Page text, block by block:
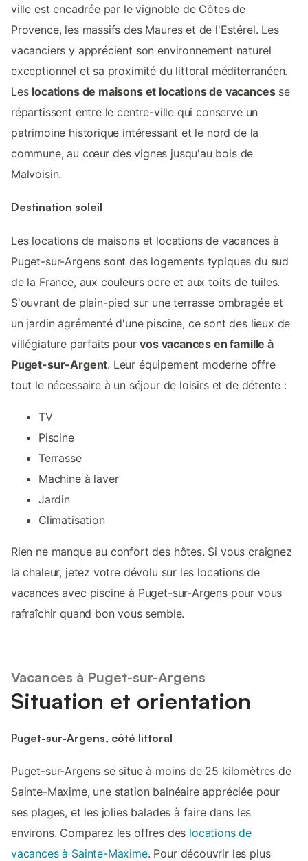
ville est encadrée par le vignoble de Côtes de
Provence, les massifs des Maures et de l'Estérel. Les
vacanciers y apprécient son environnement naturel
exceptionnel et sa proximité du littoral méditerranéen.
Les locations de maisons et locations de vacancesse
répartissent entre le centre-ville qui conserve un
patrimoine historique intéressant et le nord de la
commune, au cœur des vignes jusqu'au bois de
Malvoisin.
Destination soleil
Les locations de maisons et locations de vacances à
Puget-sur-Argens sont des logements typiques du sud
de la France, aux couleurs ocre et aux toits de tuiles.
S'ouvrant de plain-pied sur une terrasse ombragée et
un jardin agrémenté d'une piscine, ce sont des lieux de
villégiature parfaits pourvos vacances en famille à
Puget-sur-Argent. Leur équipement moderne offre
tout le nécessaire à un séjour de loisirs et de détente :
TV
Piscine
Terrasse
Machine à laver
Jardin
Climatisation
Rien ne manque au confort des hôtes. Si vous craignez
la chaleur, jetez votre dévolu sur les locations de
vacances avec piscine à Puget-sur-Argens pour vous
rafraîchir quand bon vous semble.
Vacances à Puget-sur-Argens
Situation et orientation
Puget-sur-Argens, côté littoral
Puget-sur-Argens se situe à moins de 25 kilomètres de
Sainte-Maxime, une station balnéaire appréciée pour
ses plages, et les jolies balades à faire dans les
environs. Comparez les offres des locations de
vacances à Sainte-Maxime. Pour découvrir les plus